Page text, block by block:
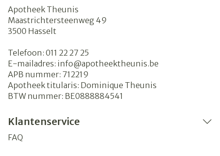
Apotheek Theunis
Maastrichtersteenweg 49
3500 Hasselt
Telefoon: 011 22 27 25
E-mailadres: info@apotheektheunis.be
APB nummer: 712219
Apotheek titularis: Dominique Theunis
BTW nummer: BE0888884541
Klantenservice
FAQ